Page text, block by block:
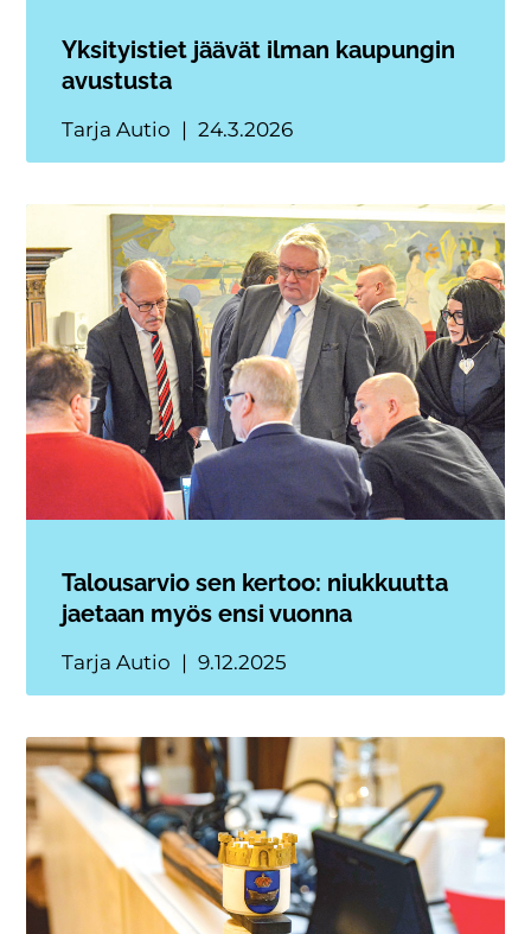
Yksityistiet jäävät ilman kaupungin
avustusta
Tarja Autio 24.3.2026
Talousarvio sen kertoo: niukkuutta
jaetaan myös ensi vuonna
Tarja Autio 9.12.2025